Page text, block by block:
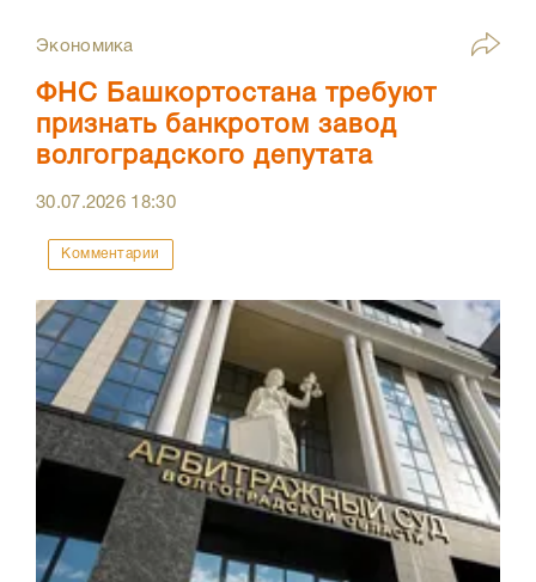
Экономика
ФНС Башкортостана требуют
признать банкротом завод
волгоградского депутата
30.07.2026 18:30
Комментарии